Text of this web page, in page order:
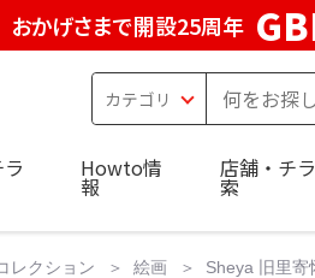
おかげさまで開設25周年
Howto情
報
店舗・チ
索
レクション 絵画 Sheya 旧里寄